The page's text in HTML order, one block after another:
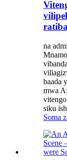
na
baada
mwa
siku
Soma